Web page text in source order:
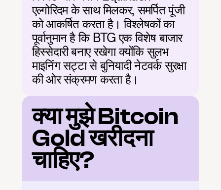
एल्गोरिदम के साथ मिलकर, समर्पित पूंजी
को आकर्षित करता है। विश्लेषकों का
पूर्वानुमान है कि BTG एक विशेष बाजार
हिस्सेदारी बनाए रखेगा क्योंकि सुलभ
माइनिंग सट्टा से बुनियादी नेटवर्क सुरक्षा
की ओर संक्रमण करता है।
क्या मुझे Bitcoin
Gold खरीदना
चाहिए?